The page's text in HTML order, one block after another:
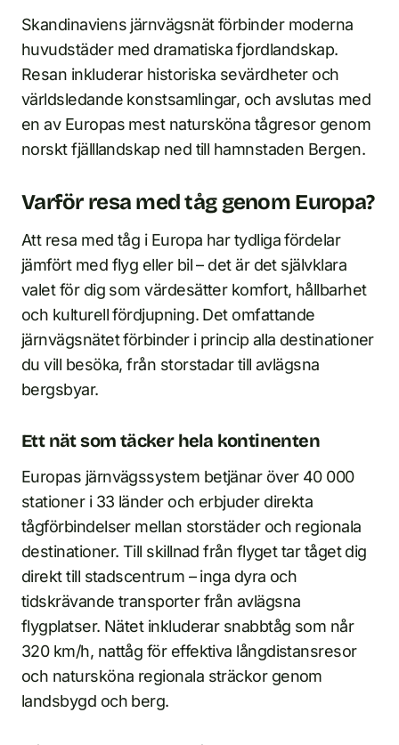
Skandinaviens järnvägsnät förbinder moderna
huvudstäder med dramatiska fjordlandskap.
Resan inkluderar historiska sevärdheter och
världsledande konstsamlingar, och avslutas med
en av Europas mest natursköna tågresor genom
norskt fjälllandskap ned till hamnstaden Bergen.
Varför resa med tåg genom Europa?
Att resa med tåg i Europa har tydliga fördelar
jämfört med flyg eller bil – det är det självklara
valet för dig som värdesätter komfort, hållbarhet
och kulturell fördjupning. Det omfattande
järnvägsnätet förbinder i princip alla destinationer
du vill besöka, från storstadar till avlägsna
bergsbyar.
Ett nät som täcker hela kontinenten
Europas järnvägssystem betjänar över 40 000
stationer i 33 länder och erbjuder direkta
tågförbindelser mellan storstäder och regionala
destinationer. Till skillnad från flyget tar tåget dig
direkt till stadscentrum – inga dyra och
tidskrävande transporter från avlägsna
flygplatser. Nätet inkluderar snabbtåg som når
320 km/h, nattåg för effektiva långdistansresor
och natursköna regionala sträckor genom
landsbygd och berg.